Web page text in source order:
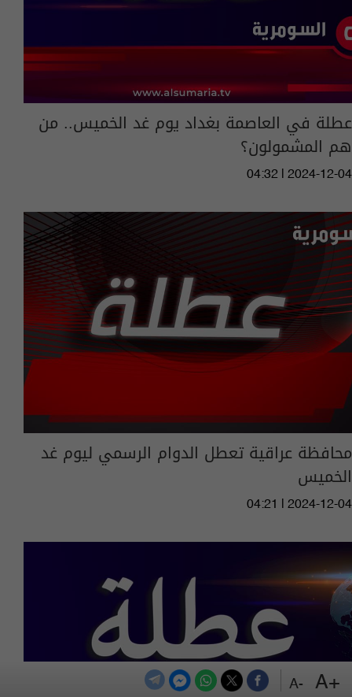
+A
-A
عطلة في العاصمة بغداد يوم غد الخميس.. من
هم المشمولون؟
04:32 | 2024-12-04
محافظة عراقية تعطل الدوام الرسمي ليوم غد
الخميس
04:21 | 2024-12-04